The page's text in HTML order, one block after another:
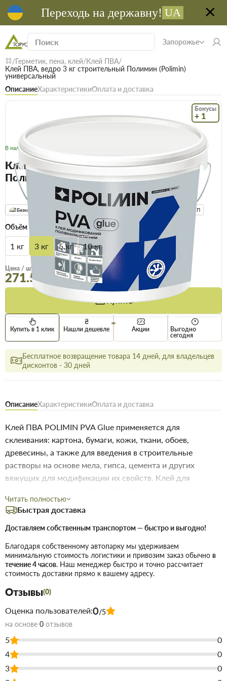
Переходь на державну! UA
Запорожье
Герметик, пена, клей Клей ПВА
Клей ПВА, ведро 3 кг строительный Полимин (Polimin)
универсальный
ОписаниеХарактеристикиОплата и доставка
Бонусы
+ 1
В наличии
Клей ПВА, ведро 3 кг строительный
Полимин (Polimin) универсальный
Безкоштовна доставка! Від 15000 грн єВідновлення Доставка НП
Объём
1 кг 3 кг 5 кг 10 кг
Цена / шт
271.5 грн
Опт
258.4 грн
Купить
Купить в 1 клик Нашли дешевле Акции
Выгодно
сегодня
Бесплатное возвращение товара 14 дней, для владельцев
дисконтов - 30 дней
ОписаниеХарактеристикиОплата и доставка
Клей ПВА POLIMIN PVA Glue применяется для
склеивания: картона, бумаги, кожи, ткани, обоев,
древесины, а также для введения в строительные
растворы на основе мела, гипса, цемента и других
вяжущих для модификации их свойств. Клей для
после высыхания - прозрачный. При добавлении к
растворам на основе мела, гипса, цемента и других
вяжущих улучшает пластичность при нанесении
материала, увеличивается адгезия, эластичность
материала после затвердевания. Благодаря улучшенной
формуле продукт обеспечивает: • надежное склеивание
материалов, благодаря применению высококачественной
поливилилацетатной дисперсии; • улучшение
технологических свойств строительных растворов:
• пластичность, адгезия, эластичность.
Купить Клей ПВА, ведро 3 кг строительный Полимин (Polimin)
ремонта. В магазине строительных материалов Торус можно
купить по низкой цене непосредственно на складе, или на сайте,
что сэкономит Вам время.
Читать полностью
Быстрая доставка
Доставляем собственным транспортом — быстро и выгодно!
Благодаря собственному автопарку мы удерживаем
минимальную стоимость логистики и привозим заказ обычно в
течение 4 часов. Наш менеджер быстро и точно рассчитает
стоимость доставки прямо к вашему адресу.
Отзывы(0)
Оценка пользователей:0/5
на основе 0 отзывов
5
0
4
0
3
0